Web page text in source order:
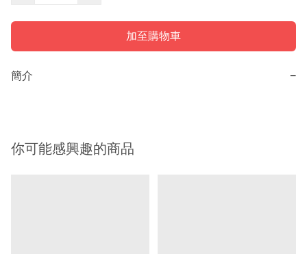
加至購物車
簡介 −
你可能感興趣的商品